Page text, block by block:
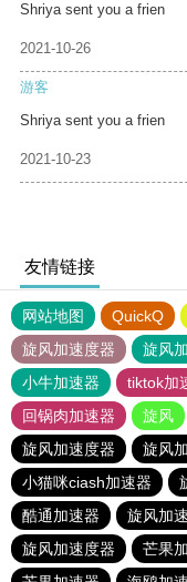
Shriya sent you a frien
2021-10-26
游客
Shriya sent you a frien
2021-10-23
友情链接
网站地图 QuickQ
旋风加速度器
旋风
小牛加速器
tiktok加
回锅肉加速器
旋风
旋风加速度器
旋风
小猫咪ciash加速器
酷通加速器
旋风加
旋风加速度器
芒果